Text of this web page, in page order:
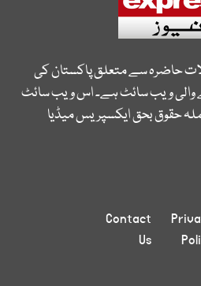
حاضرہ سے متعلق پاکستان کی
والی ویب سائٹ ہے۔ اس ویب سائٹ
حقوق بحق ایکسپریس میڈیا
Contact
Us